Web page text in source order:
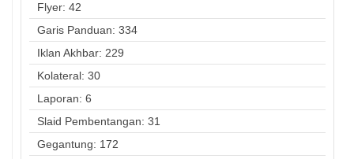
Flyer: 42
Garis Panduan: 334
Iklan Akhbar: 229
Kolateral: 30
Laporan: 6
Slaid Pembentangan: 31
Gegantung: 172